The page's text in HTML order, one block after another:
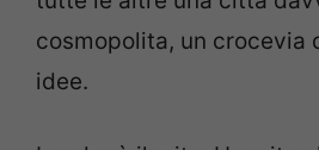
cosmopolita, un crocevia
idee.